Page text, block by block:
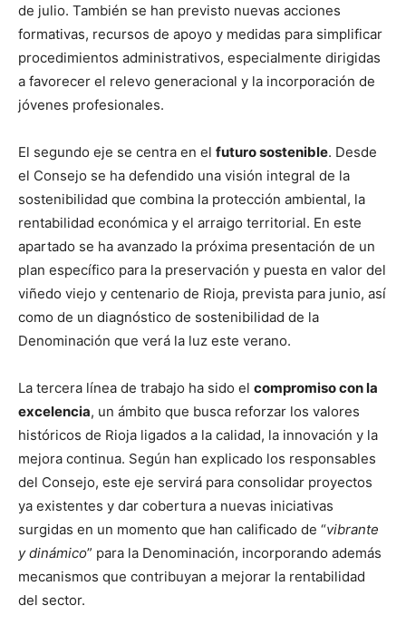
de julio. También se han previsto nuevas acciones
formativas, recursos de apoyo y medidas para simplificar
procedimientos administrativos, especialmente dirigidas
a favorecer el relevo generacional y la incorporación de
jóvenes profesionales.
El segundo eje se centra en el futuro sostenible. Desde
el Consejo se ha defendido una visión integral de la
sostenibilidad que combina la protección ambiental, la
rentabilidad económica y el arraigo territorial. En este
apartado se ha avanzado la próxima presentación de un
plan específico para la preservación y puesta en valor del
viñedo viejo y centenario de Rioja, prevista para junio, así
como de un diagnóstico de sostenibilidad de la
Denominación que verá la luz este verano.
La tercera línea de trabajo ha sido el compromiso con la
excelencia, un ámbito que busca reforzar los valores
históricos de Rioja ligados a la calidad, la innovación y la
mejora continua. Según han explicado los responsables
del Consejo, este eje servirá para consolidar proyectos
ya existentes y dar cobertura a nuevas iniciativas
surgidas en un momento que han calificado de “vibrante
y dinámico” para la Denominación, incorporando además
mecanismos que contribuyan a mejorar la rentabilidad
del sector.